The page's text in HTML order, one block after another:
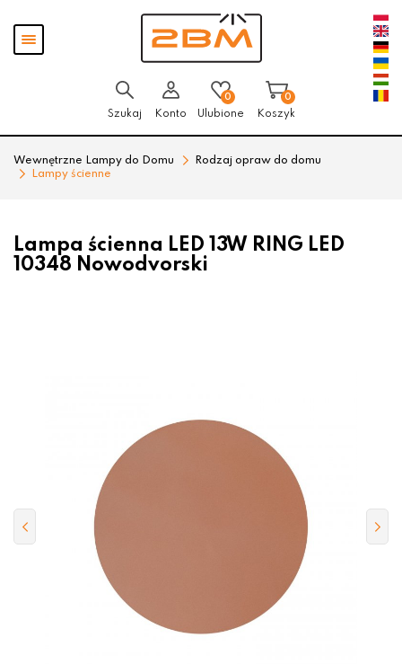
Pokaż
menu
Szukaj Konto
0
Ulubione
0
Koszyk
Wewnętrzne Lampy do Domu
Rodzaj opraw do domu
Lampy ścienne
Lampa ścienna LED 13W RING LED
10348 Nowodvorski